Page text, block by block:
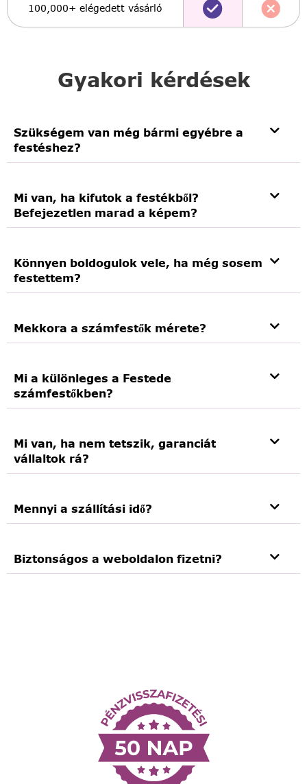
Gyakori kérdések
Szükségem van még bármi egyébre a
festéshez?
Mi van, ha kifutok a festékből?
Befejezetlen marad a képem?
Könnyen boldogulok vele, ha még sosem
festettem?
Mekkora a számfestők mérete?
Mi a különleges a Festede
számfestőkben?
Mi van, ha nem tetszik, garanciát
vállaltok rá?
Mennyi a szállítási idő?
Biztonságos a weboldalon fizetni?
100,000+ elégedett vásárló